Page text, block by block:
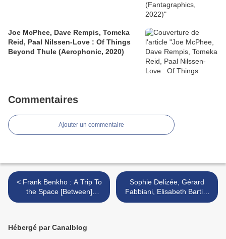
Joe McPhee, Dave Rempis, Tomeka
Reid, Paal Nilssen-Love : Of Things
Beyond Thule (Aerophonic, 2020)
Commentaires
Ajouter un commentaire
< Frank Benkho : A Trip To
the Space [Between]
(Clang, 2016)
Sophie Delizée, Gérard
Fabbiani, Elisabeth Bartin,
Michel Doneda : Je partant
Hébergé par Canalblog